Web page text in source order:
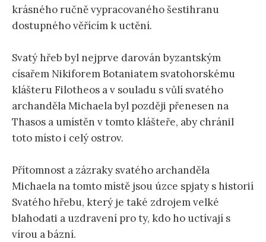
krásného ručně vypracovaného šestihranu
dostupného věřícím k uctění.
Svatý hřeb byl nejprve darován byzantským
císařem Nikiforem Botaniatem svatohorskému
klášteru Filotheos a v souladu s vůlí svatého
archanděla Michaela byl později přenesen na
Thasos a umístěn v tomto klášteře, aby chránil
toto místo i celý ostrov.
Přítomnost a zázraky svatého archanděla
Michaela na tomto místě jsou úzce spjaty s historií
Svatého hřebu, který je také zdrojem velké
blahodati a uzdravení pro ty, kdo ho uctívají s
vírou a bázní.